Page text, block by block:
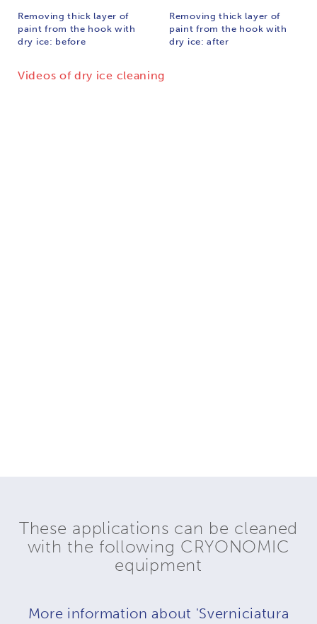
Removing thick layer of
paint from the hook with
dry ice: before
Removing thick layer of
paint from the hook with
dry ice: after
Videos of dry ice cleaning
These applications can be cleaned
with the following CRYONOMIC
equipment
More information about 'Sverniciatura